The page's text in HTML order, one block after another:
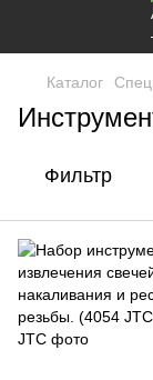
Каталог
Фильтр